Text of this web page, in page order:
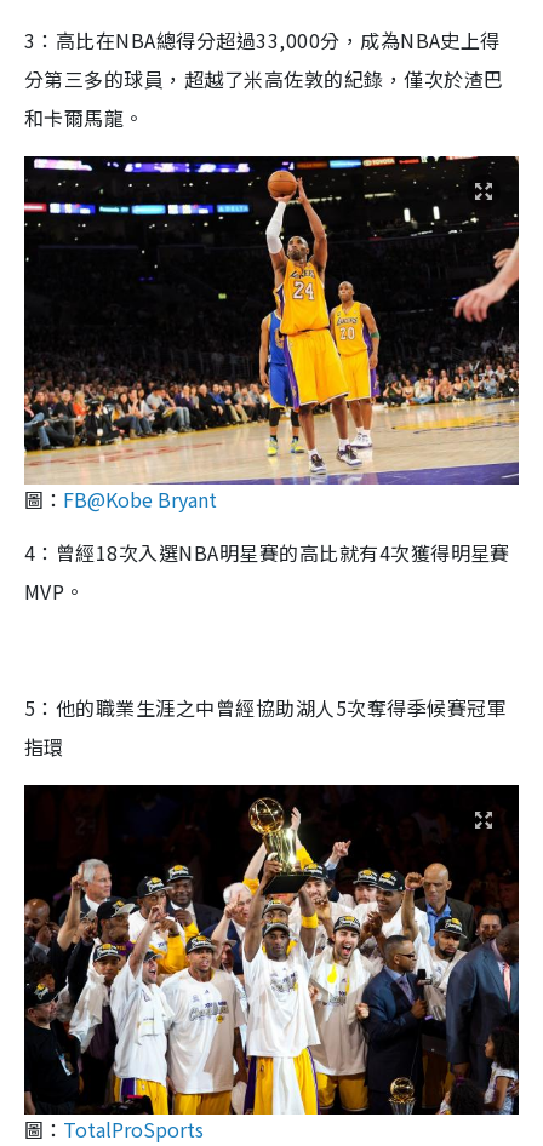
3：高比在NBA總得分超過33,000分，成為NBA史上得
分第三多的球員，超越了米高佐敦的紀錄，僅次於渣巴
和卡爾馬龍。
圖： FB@Kobe Bryant
4：曾經18次入選NBA明星賽的高比就有4次獲得明星賽
MVP。
5：他的職業生涯之中曾經協助湖人5次奪得季候賽冠軍
指環
圖： TotalProSports